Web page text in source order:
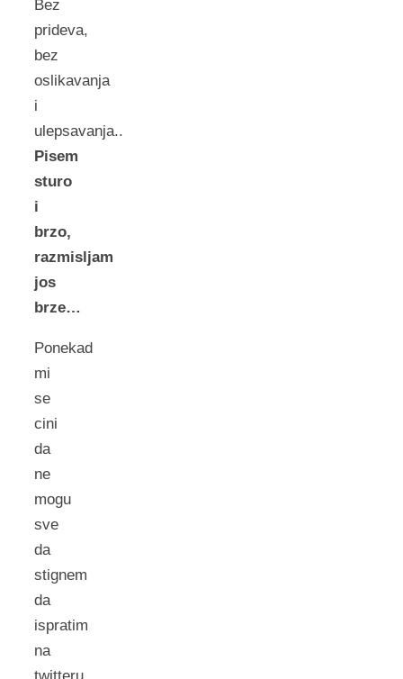
Bez
prideva,
bez
oslikavanja
i
ulepsavanja..
Pisem
sturo
i
brzo,
razmisljam
jos
brze…
Ponekad
mi
se
cini
da
ne
mogu
sve
da
stignem
da
ispratim
na